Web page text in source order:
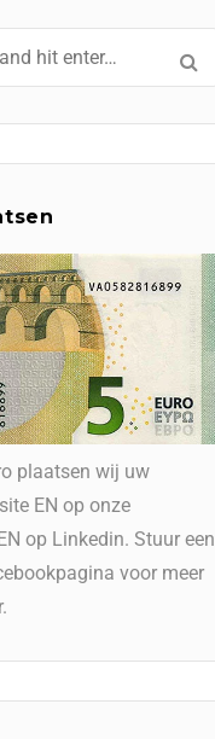
plaatsen wij uw
EN op onze
op Linkedin. Stuur een
voor meer